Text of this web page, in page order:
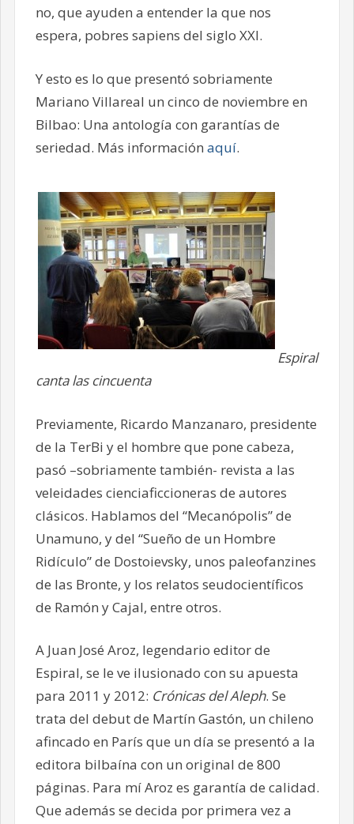
no, que ayuden a entender la que nos
espera, pobres sapiens del siglo XXI.
Y esto es lo que presentó sobriamente
Mariano Villareal un cinco de noviembre en
Bilbao: Una antología con garantías de
seriedad. Más información aquí.
Espiral
canta las cincuenta
Previamente, Ricardo Manzanaro, presidente
de la TerBi y el hombre que pone cabeza,
pasó –sobriamente también- revista a las
veleidades cienciaficcioneras de autores
clásicos. Hablamos del “Mecanópolis” de
Unamuno, y del “Sueño de un Hombre
Ridículo” de Dostoievsky, unos paleofanzines
de las Bronte, y los relatos seudocientíficos
de Ramón y Cajal, entre otros.
A Juan José Aroz, legendario editor de
Espiral, se le ve ilusionado con su apuesta
para 2011 y 2012: Crónicas del Aleph. Se
trata del debut de Martín Gastón, un chileno
afincado en París que un día se presentó a la
editora bilbaína con un original de 800
páginas. Para mí Aroz es garantía de calidad.
Que además se decida por primera vez a